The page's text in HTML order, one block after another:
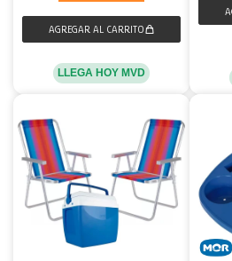
LLEGA HOY MVD